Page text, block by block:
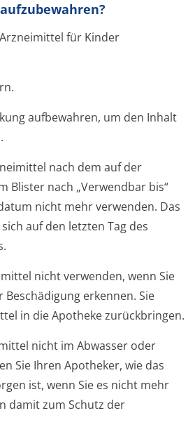
für Kinder
aufbewahren, um den Inhalt
nach dem auf der
Blister nach „Verwendbar bis“
nicht mehr verwenden. Das
auf den letzten Tag des
nicht verwenden, wenn Sie
erkennen. Sie
in die Apotheke zurückbringen.
nicht im Abwasser oder
Sie Ihren Apotheker, wie das
ist, wenn Sie es nicht mehr
damit zum Schutz der